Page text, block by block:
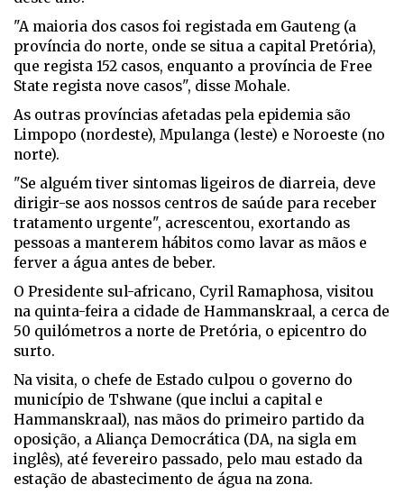
"A maioria dos casos foi registada em Gauteng (a
província do norte, onde se situa a capital Pretória),
que regista 152 casos, enquanto a província de Free
State regista nove casos", disse Mohale.
As outras províncias afetadas pela epidemia são
Limpopo (nordeste), Mpulanga (leste) e Noroeste (no
norte).
"Se alguém tiver sintomas ligeiros de diarreia, deve
dirigir-se aos nossos centros de saúde para receber
tratamento urgente", acrescentou, exortando as
pessoas a manterem hábitos como lavar as mãos e
ferver a água antes de beber.
O Presidente sul-africano, Cyril Ramaphosa, visitou
na quinta-feira a cidade de Hammanskraal, a cerca de
50 quilómetros a norte de Pretória, o epicentro do
surto.
Na visita, o chefe de Estado culpou o governo do
município de Tshwane (que inclui a capital e
Hammanskraal), nas mãos do primeiro partido da
oposição, a Aliança Democrática (DA, na sigla em
inglês), até fevereiro passado, pelo mau estado da
estação de abastecimento de água na zona.